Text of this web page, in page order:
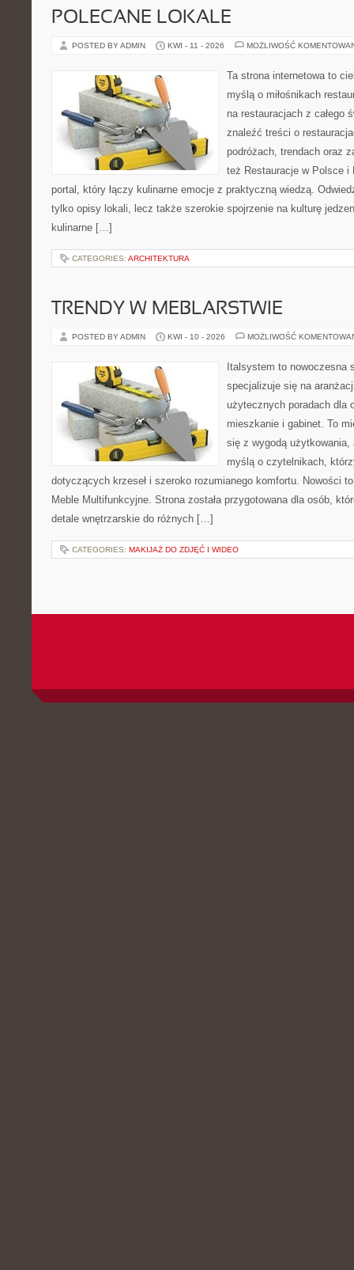
POLECANE LOKALE
POSTED BY ADMIN KWI - 11 - 2026 MOŻLIWOŚĆ
Ta strona internetowa to
myślą o miłośnikach
na restauracjach z całego
znaleźć treści o
podróżach, trendach oraz
też Restauracje w Polsce i
portal, który łączy kulinarne emocje z praktyczną wiedzą.
tylko opisy lokali, lecz także szerokie spojrzenie na kulturę
kulinarne […]
CATEGORIES: ARCHITEKTURA
TRENDY W MEBLARSTWIE
POSTED BY ADMIN KWI - 10 - 2026 MOŻLIWOŚĆ
Italsystem to nowoczesna
specjalizuje się na
użytecznych poradach dla
mieszkanie i gabinet. To
się z wygodą użytkowania,
myślą o czytelnikach,
dotyczących krzeseł i szeroko rozumianego komfortu. Nowości
Meble Multifunkcyjne. Strona została przygotowana dla osób,
detale wnętrzarskie do różnych […]
CATEGORIES: MAKIJAŻ DO ZDJĘĆ I WIDEO